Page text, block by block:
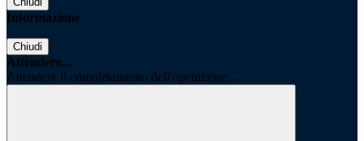
Informazione
Chiudi
Attendere...
Attendere il completamento dell'operazione...